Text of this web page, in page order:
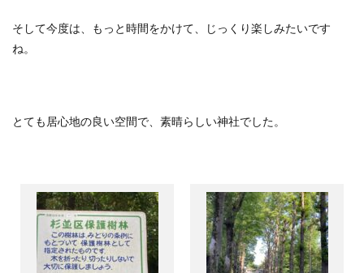
そして今度は、もっと時間をかけて、じっくり楽しみたいです
ね。
とても居心地の良い空間で、素晴らしい神社でした。